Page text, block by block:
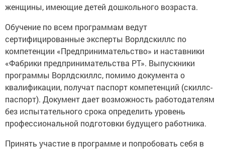
женщины, имеющие детей дошкольного возраста.
Обучение по всем программам ведут
сертифицированные эксперты Ворлдскиллс по
компетенции «Предпринимательство» и наставники
«Фабрики предпринимательства РТ». Выпускники
программы Ворлдскиллс, помимо документа о
квалификации, получат паспорт компетенций (скиллс-
паспорт). Документ дает возможность работодателям
без испытательного срока определить уровень
профессиональной подготовки будущего работника.
Принять участие в программе и попробовать себя в